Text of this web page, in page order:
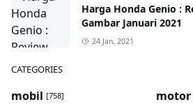
Harga Honda Genio :
Gambar Januari 2021
24 Jan, 2021
CATEGORIES
mobil [758] motor